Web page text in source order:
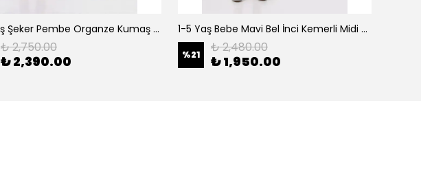
0-5 Yaş Şeker Pembe Organze Kumaş Bel İnci Kemerli Midi Boy Arkası Lastikli Abiye
₺ 2,750.00
₺ 2,390.00
1-5 Yaş Bebe Mavi Bel İnci Kemerli Midi Boy Arkası Lastikli Tütü Bebe Abiye
%21 ₺ 2,480.00
₺ 1,950.00